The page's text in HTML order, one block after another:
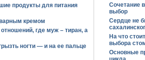
продукты для питания
кремом
где муж – тиран, а
ногти — и на ее пальце
Сочетание
выбор
Сердце не
На что
выбора
Основные